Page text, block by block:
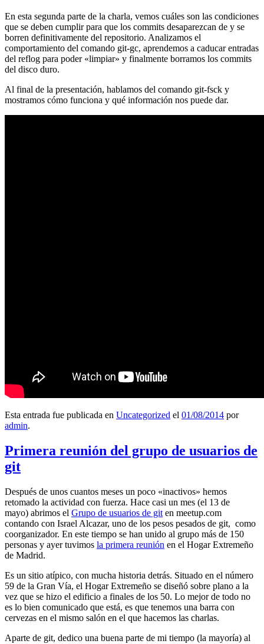
En esta segunda parte de la charla, vemos cuáles son las condiciones
que se deben cumplir para que los commits desaparezcan de y se
borren definitivamente del repositorio. Analizamos el
comportamiento del comando git-gc, aprendemos a caducar entradas
del reflog para poder «limpiar» y finalmente borramos los commits
del disco duro.
Al final de la presentación, hablamos del comando git-fsck y
mostramos cómo funciona y qué información nos puede dar.
Esta entrada fue publicada en Uncategorized el 01/08/2014 por
admin.
Primera reunión del grupo de usuarios de
git
Después de unos cuantos meses un poco «inactivos» hemos
retomado la actividad con fuerza. Hace casi un mes (el 13 de
mayo) abrimos el Grupo de usuarios de git en meetup.com
contando con Israel Alcazar, uno de los pesos pesados de git, como
coorganizador. En este tiempo se han unido al grupo más de 150
personas y ayer tuvimos la primera reunión en el Hogar Extremeño
de Madrid.
Es un sitio atípico, con mucha historia detrás. Situado en el número
59 de la Gran Vía, el Hogar Extremeño se diseñó sobre plano a la
vez que se hizo el edificio a finales de los 50. Lo mejor de todo no
es lo bien comunicado que está, es que tenemos una barra con
cervezas en el mismo salón en el que hacemos las charlas.
Aparte de git, dedico una buena parte de mi tiempo (la mayoría) al